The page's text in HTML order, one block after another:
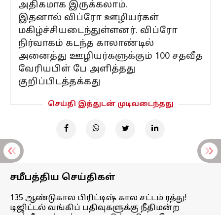
அதிகமாக இருக்கலாம்.
இதனால் விப்ரோ ஊழியர்கள்
மகிழ்ச்சியடைந்துள்ளனர். விப்ரோ
நிர்வாகம் கடந்த காலாண்டில்
அனைத்து ஊழியர்களுக்கும் 100 சதவீத
வேரியபிள் பே அளித்தது
குறிப்பிடத்தக்கது
செய்தி இத்துடன் முடிவடைந்தது
சமீபத்திய செய்திகள்
135 ஆண்டுகால பிரிட்டிஷ் கால சட்டம் ரத்து!
டிஜிட்டல் வங்கிப் பதிவுகளுக்கு நீதிமன்ற